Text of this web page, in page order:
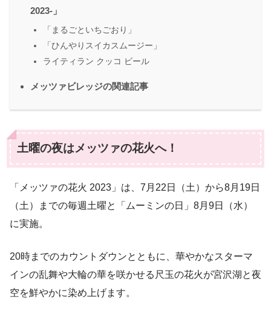
2023-」
「まるごといちごおり」
「ひんやりスイカスムージー」
ライティラン クッコ ビール
メッツァビレッジの関連記事
土曜の夜はメッツァの花火へ！
「メッツァの花火 2023」は、7月22日（土）から8月19日
（土）までの毎週土曜と「ムーミンの日」8月9日（水）
に実施。
20時までのカウントダウンとともに、華やかなスターマ
インの乱舞や大輪の華を咲かせる尺玉の花火が宮沢湖と夜
空を鮮やかに染め上げます。